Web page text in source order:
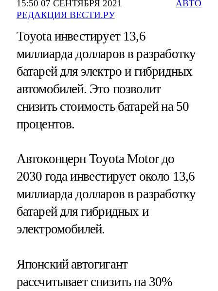
15:50 07 СЕНТЯБРЯ 2021
РЕДАКЦИЯ ВЕСТИ.РУ
АВТО
Toyota инвестирует 13,6
миллиарда долларов в разработку
батарей для электро и гибридных
автомобилей. Это позволит
снизить стоимость батарей на 50
процентов.
Автоконцерн Toyota Motor до
2030 года инвестирует около 13,6
миллиарда долларов в разработку
батарей для гибридных и
электромобилей.
Японский автогигант
рассчитывает снизить на 30%